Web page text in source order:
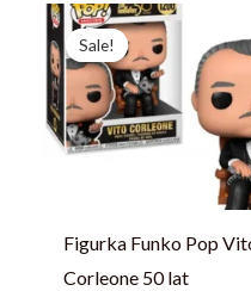
Sale!
Sale!
Figurka Funko Pop
Corleone 50 lat
Pierwotna
cena
wynosiła:
252,71 zł.